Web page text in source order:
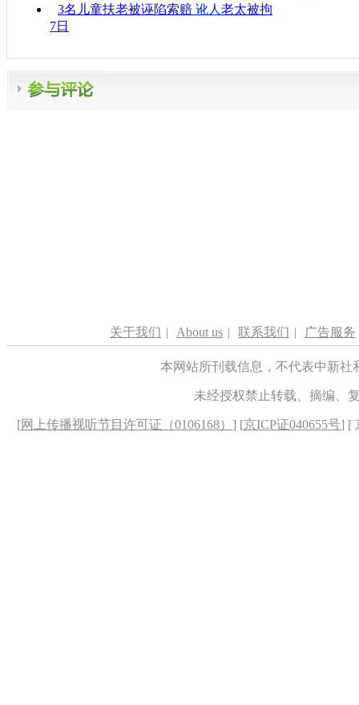
3名儿童扶老被诬陷索赔 讹人 老太被拘
7日
关于我们 | About us | 联系我们 | 广告服务
本网站所刊载信息，不代表中新
未经授权禁止转载、摘编、
[网上传播视听节目许可证（0106168） ] [京ICP证040655号] [